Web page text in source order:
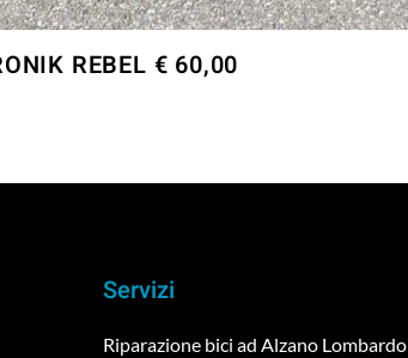
REBEL € 60,00
Servizi
Riparazione bici ad Alzano Lombardo